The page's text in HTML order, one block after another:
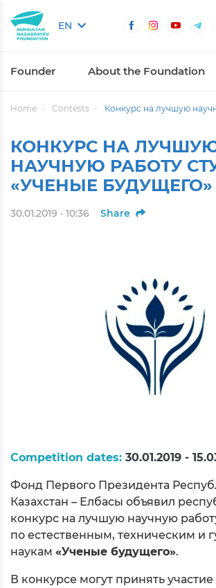
EN
Founder About the Foundation
Home Contests Конкурс на лучшую
КОНКУРС НА
НАУЧНУЮ РАБОТУ
«УЧЕНЫЕ БУДУЩЕГО»
30.01.2019 · 10:36 Share
Competition dates: 30.01.2019 -
Фонд Первого Президента
Казахстан – Елбасы объявил
конкурс на лучшую научную
по естественным, техническим и
наукам «Ученые будущего».
В конкурсе могут принять